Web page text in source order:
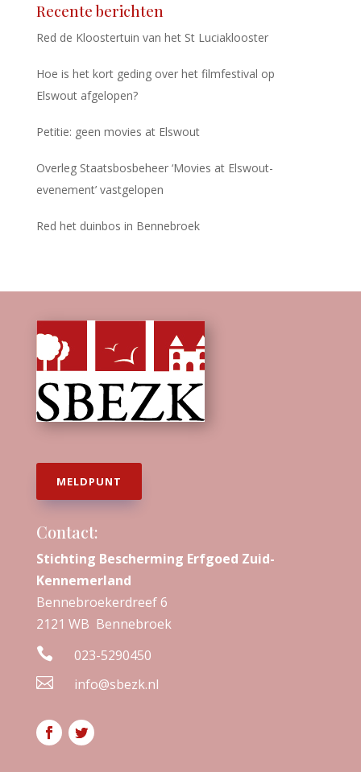
Recente berichten
Red de Kloostertuin van het St Luciaklooster
Hoe is het kort geding over het filmfestival op
Elswout afgelopen?
Petitie: geen movies at Elswout
Overleg Staatsbosbeheer ‘Movies at Elswout-
evenement’ vastgelopen
Red het duinbos in Bennebroek
MELDPUNT
Contact:
Stichting Bescherming Erfgoed Zuid-
Kennemerland
Bennebroekerdreef 6
2121 WB Bennebroek
 023-5290450
 info@sbezk.nl